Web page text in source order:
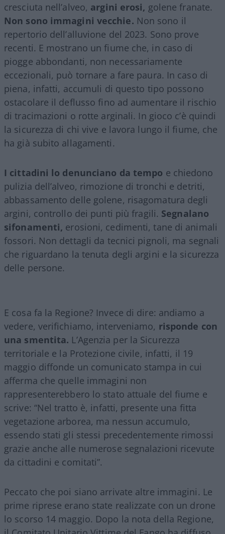
cresciuta nell’alveo, argini erosi, golene franate.
Non sono immagini vecchie. Non sono il
repertorio dell’alluvione del 2023. Sono prove
recenti. E mostrano un fiume che, in caso di
piogge abbondanti, non necessariamente
eccezionali, può tornare a fare paura. In caso di
piena, infatti, accumuli di questo tipo possono
ostacolare il deflusso fino ad aumentare il rischio
di tracimazioni o rotte arginali. In gioco c’è quindi
la sicurezza di chi vive e lavora lungo il fiume, che
ha già subito allagamenti.
I cittadini lo denunciano da tempo e chiedono
pulizia dell’alveo, rimozione di tronchi e detriti,
abbassamento delle golene, risagomatura degli
argini, controllo dei punti più fragili. Segnalano
sifonamenti, erosioni, cedimenti, tane di animali
fossori. Non dettagli da tecnici pignoli, ma segnali
che riguardano la tenuta degli argini e la sicurezza
delle persone.
E cosa fa la Regione? Invece di dire: andiamo a
vedere, verifichiamo, interveniamo, risponde con
una smentita. L’Agenzia per la Sicurezza
territoriale e la Protezione civile, infatti, il 19
maggio diffonde un comunicato stampa in cui
afferma che quelle immagini non
rappresenterebbero lo stato attuale del fiume e
scrive: “Nel tratto è, infatti, presente una fitta
vegetazione arborea, ma nessun accumulo,
essendo stati gli stessi precedentemente rimossi
grazie anche alle numerose segnalazioni ricevute
da cittadini e comitati”.
Peccato che poi siano arrivate altre immagini. Le
prime riprese erano state realizzate con un drone
lo scorso 14 maggio. Dopo la nota della Regione,